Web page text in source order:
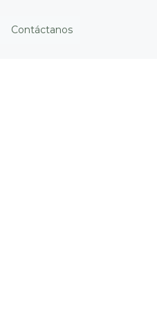
Contáctanos